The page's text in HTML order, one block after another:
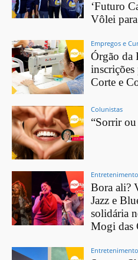
‘Futuro
Vôlei
Empregos e
Órgão da
Corte e
Colunistas
“Sorrir
Entretenimento
Bora ali?
Jazz e
solidária
Mogi das
Entretenimento